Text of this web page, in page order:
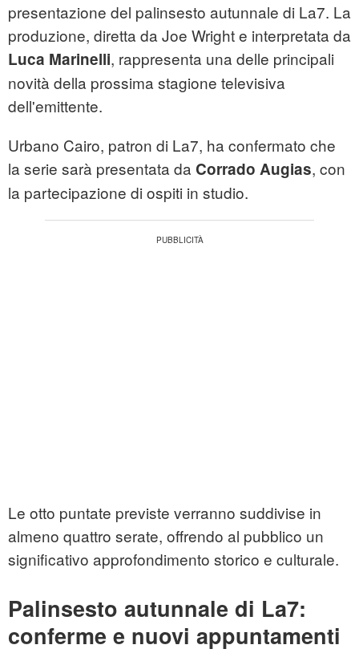
presentazione del palinsesto autunnale di La7. La
produzione, diretta da Joe Wright e interpretata da
Luca Marinelli, rappresenta una delle principali
novità della prossima stagione televisiva
dell'emittente.
Urbano Cairo, patron di La7, ha confermato che
la serie sarà presentata da Corrado Augias, con
la partecipazione di ospiti in studio.
Le otto puntate previste verranno suddivise in
almeno quattro serate, offrendo al pubblico un
significativo approfondimento storico e culturale.
Palinsesto autunnale di La7:
conferme e nuovi appuntamenti